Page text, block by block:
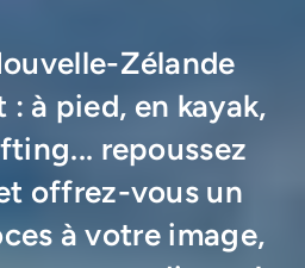
Zélande
à pied, en kayak,
repoussez
offrez-vous un
à votre image,